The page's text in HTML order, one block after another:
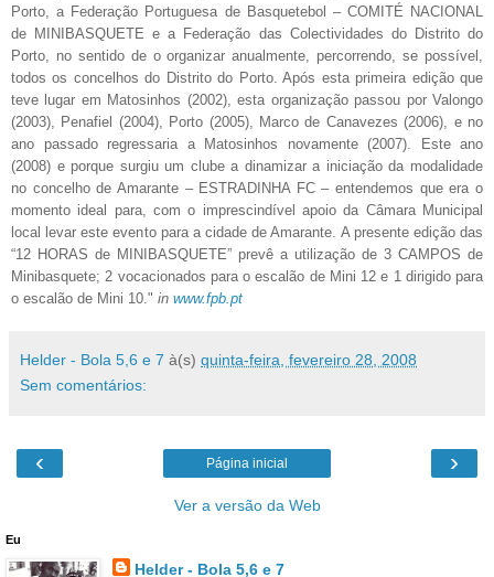
Porto, a Federação Portuguesa de Basquetebol – COMITÉ NACIONAL
de MINIBASQUETE e a Federação das Colectividades do Distrito do
Porto, no sentido de o organizar anualmente, percorrendo, se possível,
todos os concelhos do Distrito do Porto. Após esta primeira edição que
teve lugar em Matosinhos (2002), esta organização passou por Valongo
(2003), Penafiel (2004), Porto (2005), Marco de Canavezes (2006), e no
ano passado regressaria a Matosinhos novamente (2007). Este ano
(2008) e porque surgiu um clube a dinamizar a iniciação da modalidade
no concelho de Amarante – ESTRADINHA FC – entendemos que era o
momento ideal para, com o imprescindível apoio da Câmara Municipal
local levar este evento para a cidade de Amarante. A presente edição das
“12 HORAS de MINIBASQUETE” prevê a utilização de 3 CAMPOS de
Minibasquete; 2 vocacionados para o escalão de Mini 12 e 1 dirigido para
o escalão de Mini 10." in www.fpb.pt
Helder - Bola 5,6 e 7 à(s) quinta-feira, fevereiro 28, 2008
Sem comentários:
‹ ›
Página inicial
Ver a versão da Web
Eu
Helder - Bola 5,6 e 7